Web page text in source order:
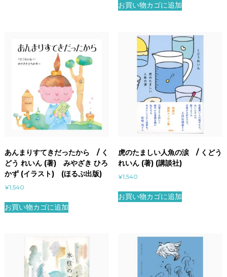
お買い物カゴに追加
あんまりすてきだったから / く
どう れいん (著) みやざき ひろ
かず (イラスト) (ほるぷ出版)
¥1,540
お買い物カゴに追加
虎のたましい人魚の涙 / くどう
れいん (著) (講談社)
¥1,540
お買い物カゴに追加